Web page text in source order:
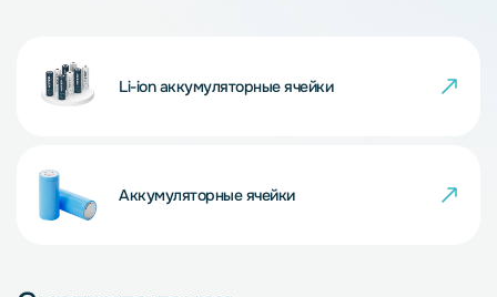
Li-ion аккумуляторные ячейки
Аккумуляторные ячейки